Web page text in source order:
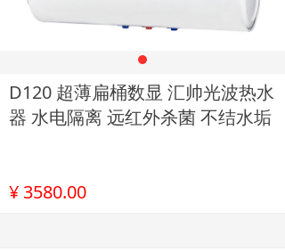
D120 超薄扁桶数显 汇帅光波热水
器 水电隔离 远红外杀菌 不结水垢
¥3580.00